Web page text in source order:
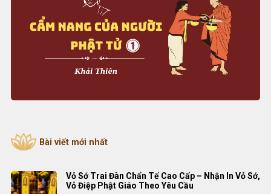
Bài viết mới nhất
Vỏ Sớ Trai Đàn Chẩn Tế Cao Cấp – Nhận In Vỏ Sớ,
Vỏ Điệp Phật Giáo Theo Yêu Cầu